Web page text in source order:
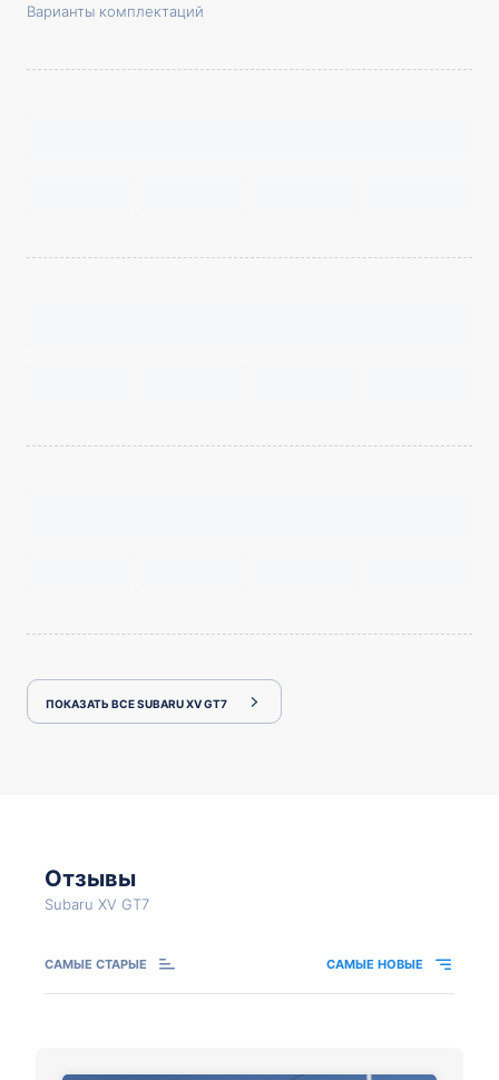
Варианты комплектаций
ПОКАЗАТЬ ВСЕ SUBARU XV GT7
Отзывы
Subaru XV GT7
САМЫЕ СТАРЫЕ САМЫЕ НОВЫЕ